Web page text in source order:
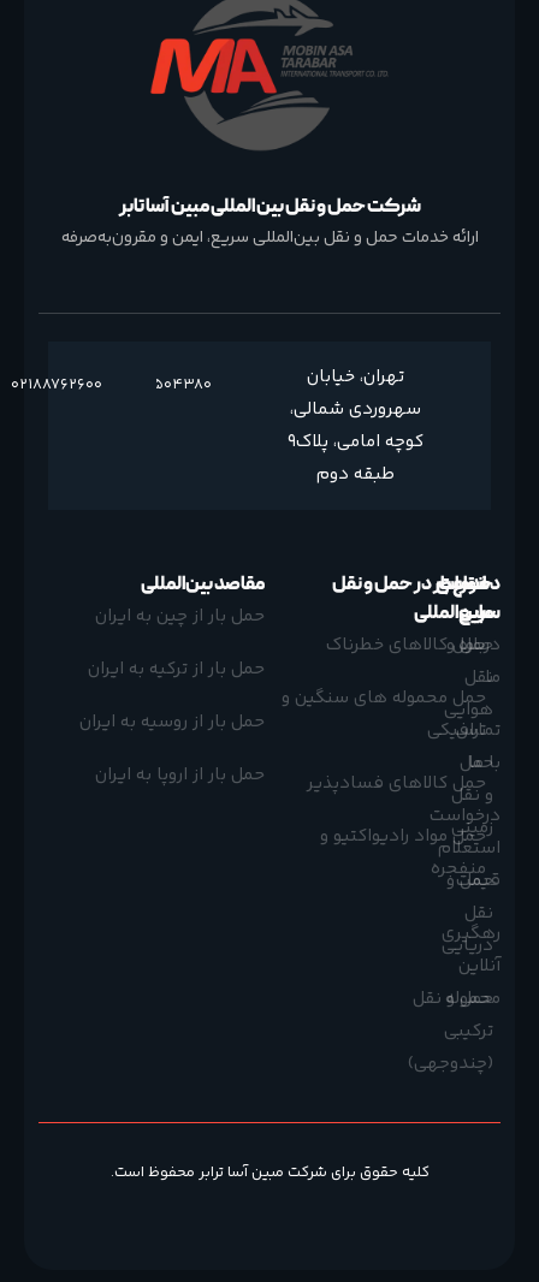
شرکت حمل و نقل بین المللی مبین آسا تابر
ارائه خدمات حمل و نقل بین‌المللی سریع، ایمن و مقرون‌به‌صرفه
تهران، خیابان
سهروردی شمالی،
کوچه امامی، پلاک9
طبقه دوم
02188504380
02188762600
دسترسی
سریع
درباره
ما
تماس
با ما
درخواست
استعلام
قیمت
رهگیری
آنلاین
محموله
خدمات
ما
حمل و
نقل
هوایی
حمل
و نقل
زمینی
حمل و
نقل
دریایی
حمل و نقل
ترکیبی
(چندوجهی)
انواع بار در حمل و نقل
بین‌المللی
حمل کالاهای خطرناک
حمل محموله های سنگین و
ترافیکی
حمل کالاهای فسادپذیر
حمل مواد رادیواکتیو و
منفجره
مقاصد بین‌المللی
حمل بار از چین به ایران
حمل بار از ترکیه به ایران
حمل بار از روسیه به ایران
حمل بار از اروپا به ایران
کلیه حقوق برای شرکت مبین آسا ترابر محفوظ است.